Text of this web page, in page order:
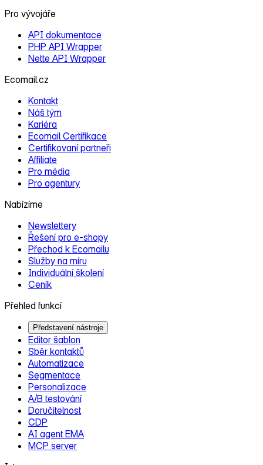
Pro vývojáře
API dokumentace
PHP API Wrapper
Nette API Wrapper
Ecomail.cz
Kontakt
Náš tým
Kariéra
Ecomail Certifikace
Certifikovaní partneři
Affiliate
Pro média
Pro agentury
Nabízíme
Newslettery
Řešení pro e‑shopy
Přechod k Ecomailu
Služby na míru
Individuální školení
Ceník
Přehled funkcí
Představení nástroje
Editor šablon
Sběr kontaktů
Automatizace
Segmentace
Personalizace
A/B testování
Doručitelnost
CDP
AI agent EMA
MCP server